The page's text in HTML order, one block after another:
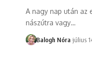
A nagy nap után az
nászútra vagy…
Balogh Nóra július